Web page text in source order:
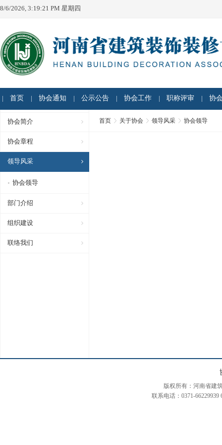
8/6/2026, 3:19:21 PM 星期四
首页 协会通知 公示公告 协会工作 职称评审 协
协会简介
协会章程
领导风采
协会领导
部门介绍
组织建设
联络我们
首页 关于协会 领导风采 协会领导
版权所有：河南省建
联系电话：0371-